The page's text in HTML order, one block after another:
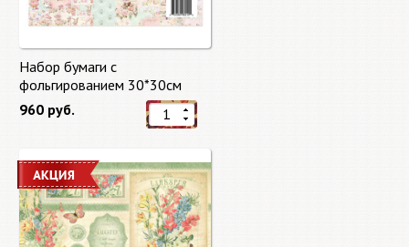
Набор бумаги с
фольгированием 30*30см
Сладкая весна "Sweet Spring"
8 листов Prima Marketing
960 руб.